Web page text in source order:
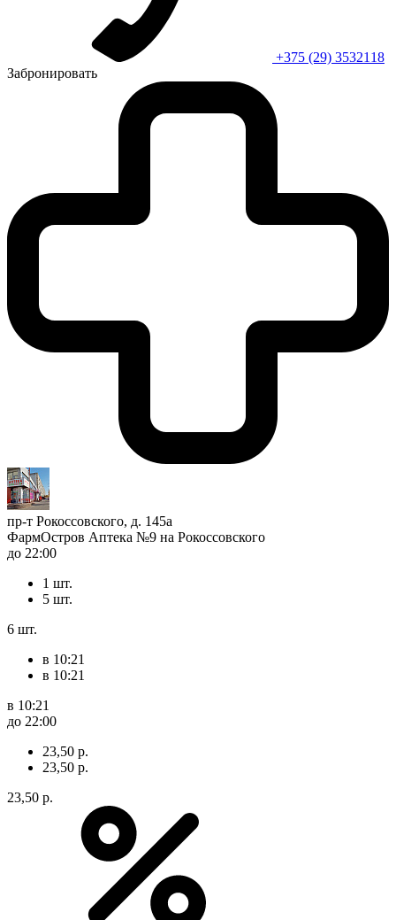
+375 (29) 3532118
Забронировать
пр-т Рокоссовского, д. 145а
ФармОстров Аптека №9 на Рокоссовского
до 22:00
1 шт.
5 шт.
6 шт.
в 10:21
в 10:21
в 10:21
до 22:00
23,50 р.
23,50 р.
23,50 р.